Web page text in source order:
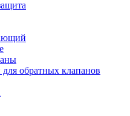
обратных клапанов